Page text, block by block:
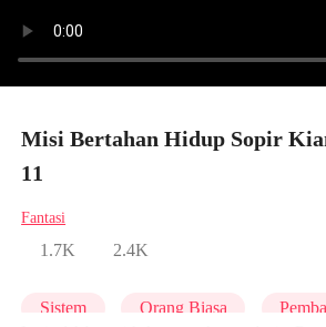
Misi Bertahan Hidup Sopir
11
Fantasi
1.7K 2.4K
Sistem Orang Biasa